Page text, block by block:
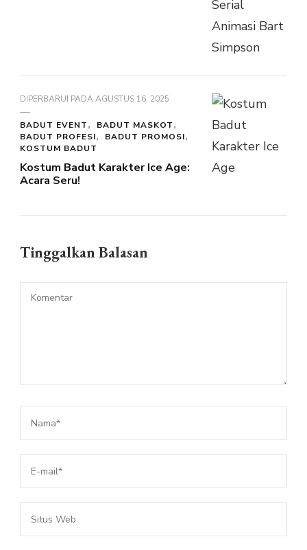
DIPERBARUI PADAAGUSTUS 16, 2025
BADUT EVENT
BADUT MASKOT
BADUT PROFESI
BADUT PROMOSI
KOSTUM BADUT
Kostum Badut Karakter Ice Age:
Acara Seru!
Tinggalkan Balasan